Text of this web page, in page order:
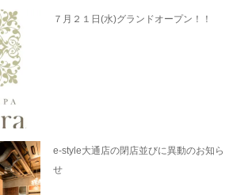
７月２１日(水)グランドオープン！！
e-style大通店の閉店並びに異動のお知ら
せ